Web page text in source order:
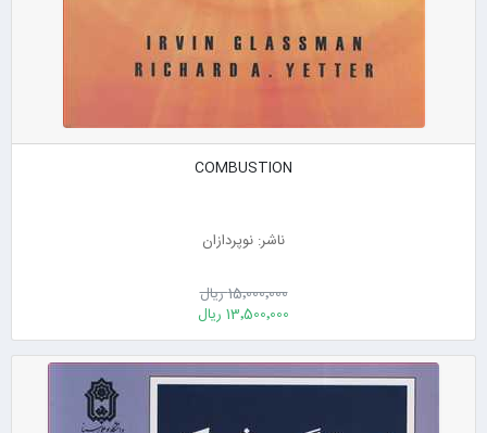
COMBUSTION
ناشر: نوپردازان
15٬000٬000 ریال
13٬500٬000 ریال